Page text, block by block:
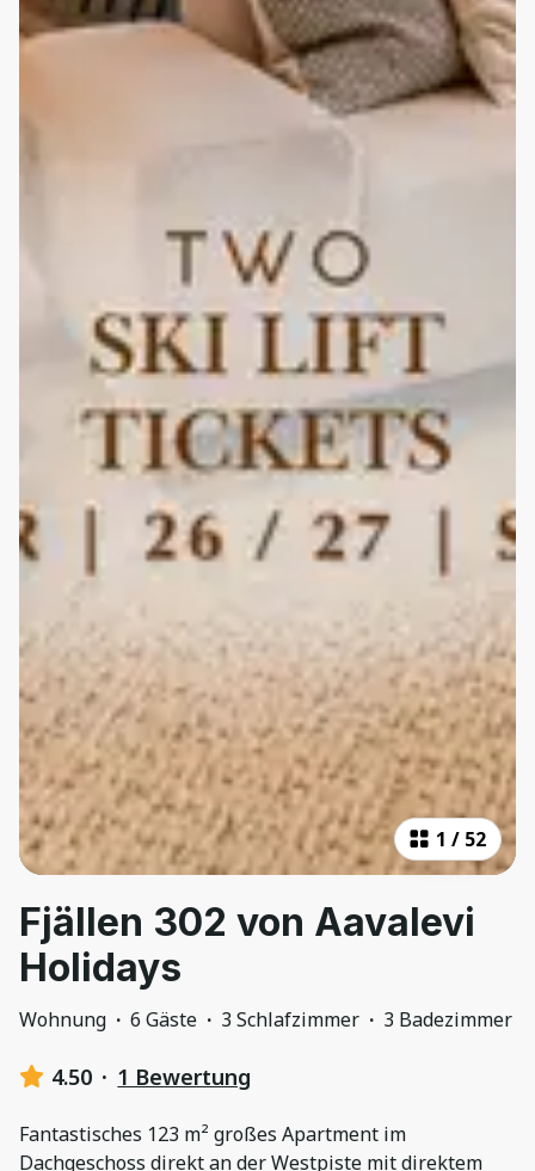
1 / 52
Fjällen 302 von Aavalevi
Holidays
Wohnung · 6 Gäste · 3 Schlafzimmer · 3 Badezimmer
4.50 · 1 Bewertung
Fantastisches 123 m² großes Apartment im
Dachgeschoss direkt an der Westpiste mit direktem